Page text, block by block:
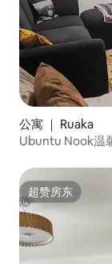
公寓 ｜ Ruaka
Ubuntu Nook温
超赞房东
超赞房东